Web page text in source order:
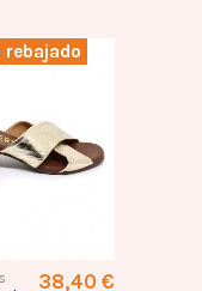
rebajado
38,40 €